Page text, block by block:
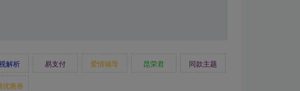
解析 易支付 爱情辅导 昆荣君 同款主题
优惠券